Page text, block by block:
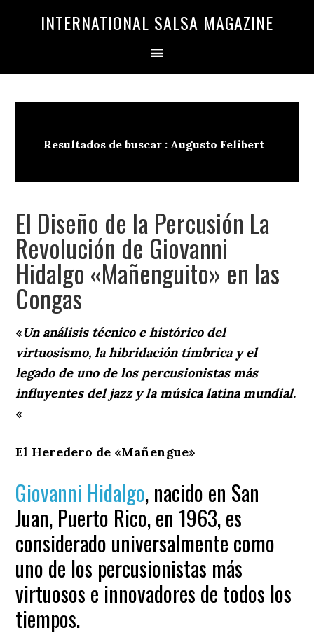
INTERNATIONAL SALSA MAGAZINE
Resultados de buscar : Augusto Felibert
El Diseño de la Percusión La
Revolución de Giovanni
Hidalgo «Mañenguito» en las
Congas
«Un análisis técnico e histórico del
virtuosismo, la hibridación tímbrica y el
legado de uno de los percusionistas más
influyentes del jazz y la música latina mundial.
«
El Heredero de «Mañengue»
Giovanni Hidalgo, nacido en San
Juan, Puerto Rico, en 1963, es
considerado universalmente como
uno de los percusionistas más
virtuosos e innovadores de todos los
tiempos.